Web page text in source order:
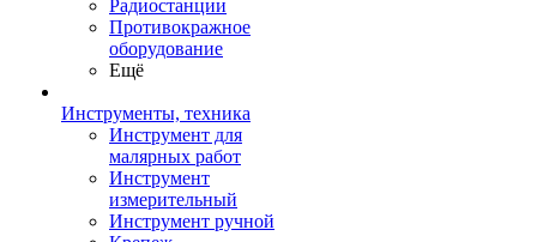
Радиостанции
Противокражное
оборудование
Ещё
Инструменты, техника
Инструмент для
малярных работ
Инструмент
измерительный
Инструмент ручной